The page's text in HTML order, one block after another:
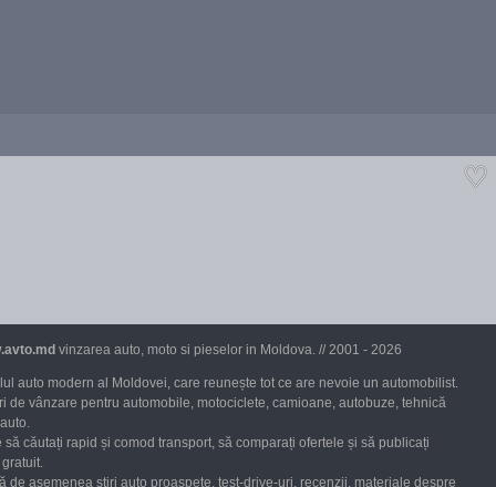
vinzarea auto, moto si pieselor in Moldova. // 2001 - 2026
auto modern al Moldovei, care reunește tot ce are nevoie un automobilist.
de vânzare pentru automobile, motociclete, camioane, autobuze, tehnică
să căutați rapid și comod transport, să comparați ofertele și să publicați
de asemenea știri auto proaspete, test-drive-uri, recenzii, materiale despre